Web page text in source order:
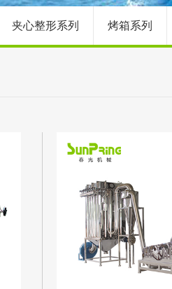
夹心整形系列 烤箱系列